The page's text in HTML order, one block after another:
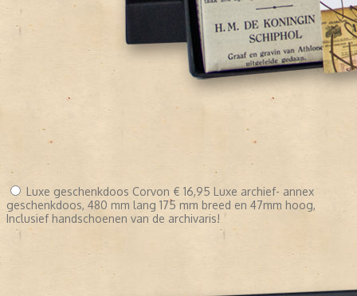
Luxe geschenkdoos Corvon € 16,95 Luxe archief- annex
geschenkdoos, 480 mm lang 175 mm breed en 47mm hoog,
Inclusief handschoenen van de archivaris!